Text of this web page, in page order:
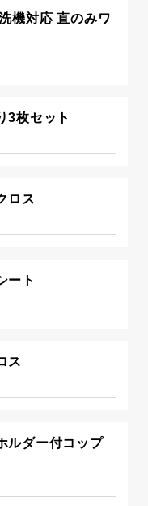
機対応 直のみワ
3枚セット
ロス
ート
ス
ルダー付コップ